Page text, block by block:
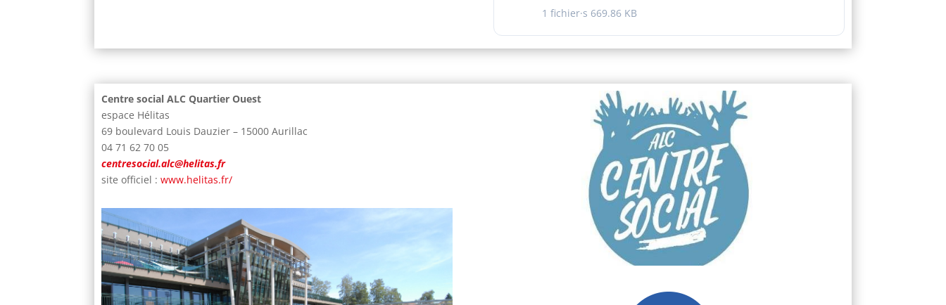
1 fichier·s 669.86 KB
Centre social ALC Quartier Ouest
espace Hélitas
69 boulevard Louis Dauzier – 15000 Aurillac
04 71 62 70 05
centresocial.alc@helitas.fr
site officiel :www.helitas.fr/